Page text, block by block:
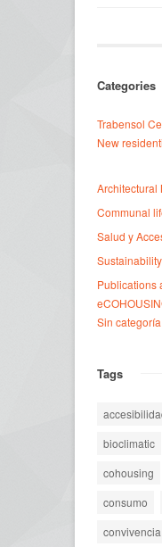
Categories
Trabensol
New
Architectural
Communal
Salud y
Publications
Sin categoría
Tags
bioclimatic
cohousing
consumo
convivencia